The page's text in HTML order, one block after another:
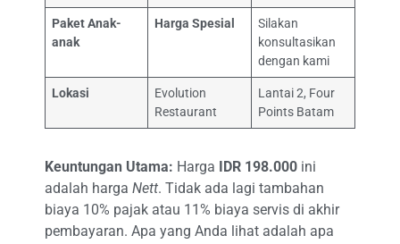
Paket Anak-
anak
Harga Spesial
Silakan
konsultasikan
dengan kami
Lokasi
Evolution
Restaurant
Lantai 2, Four
Points Batam
Keuntungan Utama: Harga IDR 198.000 ini
adalah harga Nett. Tidak ada lagi tambahan
biaya 10% pajak atau 11% biaya servis di akhir
pembayaran. Apa yang Anda lihat adalah apa